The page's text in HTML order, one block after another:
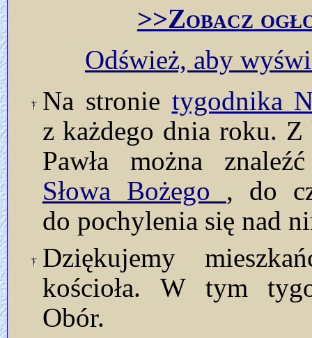
>>Zobacz
Odśwież, aby
Na stronie tygodnika
z każdego dnia roku. Z
Pawła można
Słowa Bożego , do
do pochylenia się nad
Dziękujemy
kościoła. W tym
Obór.